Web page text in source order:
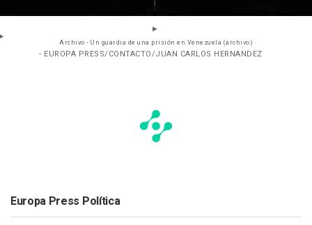
Archivo - Un guardia de una prisión en Venezuela (archivo)
- EUROPA PRESS/CONTACTO/JUAN CARLOS HERNANDEZ
Europa Press Política